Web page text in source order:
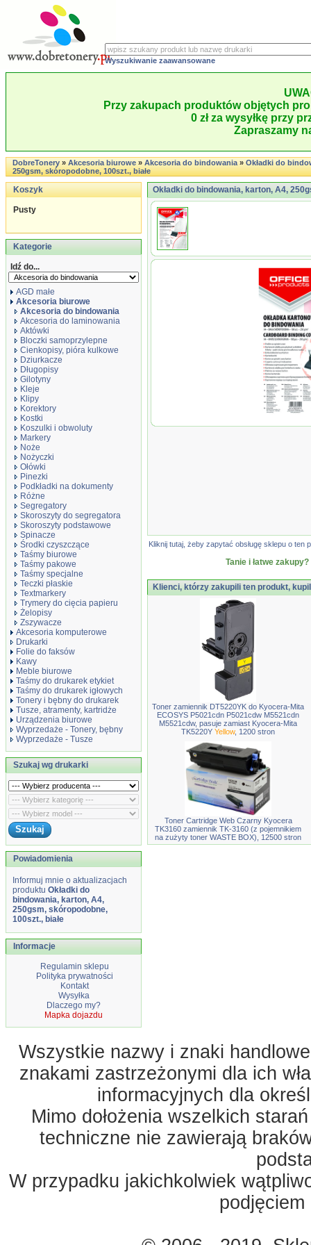
Wyszukiwanie zaawansowane
Przy zakupach produktów objętych
0 zł za wysyłkę przy
Zapraszamy
DobreTonery»Akcesoria biurowe»Akcesoria do bindowania»Okładki do
250gsm, skóropodobne, 100szt., białe
Koszyk
Pusty
Kategorie
Idź do...
AGD małe
Akcesoria biurowe
Akcesoria do bindowania
Akcesoria do laminowania
Aktówki
Bloczki samoprzylepne
Cienkopisy, pióra kulkowe
Dziurkacze
Długopisy
Gilotyny
Kleje
Klipy
Korektory
Kostki
Koszulki i obwoluty
Markery
Noże
Nożyczki
Ołówki
Pinezki
Podkładki na dokumenty
Różne
Segregatory
Skoroszyty do segregatora
Skoroszyty podstawowe
Spinacze
Środki czyszczące
Taśmy biurowe
Taśmy pakowe
Taśmy specjalne
Teczki płaskie
Textmarkery
Trymery do cięcia papieru
Żelopisy
Zszywacze
Akcesoria komputerowe
Drukarki
Folie do faksów
Kawy
Meble biurowe
Taśmy do drukarek etykiet
Taśmy do drukarek igłowych
Tonery i bębny do drukarek
Tusze, atramenty, kartridże
Urządzenia biurowe
Wyprzedaże - Tonery, bębny
Wyprzedaże - Tusze
Szukaj wg drukarki
Powiadomienia
Informuj mnie o aktualizacjach
produktu Okładki do
bindowania, karton, A4,
250gsm, skóropodobne,
100szt., białe
Informacje
Regulamin sklepu
Polityka prywatności
Kontakt
Wysyłka
Dlaczego my?
Mapka dojazdu
Okładki do bindowania, karton, A4,
Okładki do
Kliknij tutaj, żeby zapytać obsługę sklepu o
Tanie i łatwe
Klienci, którzy zakupili ten produkt,
Toner zamiennik DT5220YK do Kyocera-Mita
ECOSYS P5021cdn P5021cdw M5521cdn
M5521cdw, pasuje zamiast Kyocera-Mita
TK5220Y Yellow, 1200 stron
Toner Cartridge Web Czarny Kyocera
TK3160 zamiennik TK-3160 (z pojemnikiem
na zużyty toner WASTE BOX), 12500 stron
Wszystkie nazwy i znaki
znakami zastrzeżonymi dla ich
informacyjnych dla
Mimo dołożenia wszelkich
techniczne nie zawierają
W przypadku jakichkolwiek